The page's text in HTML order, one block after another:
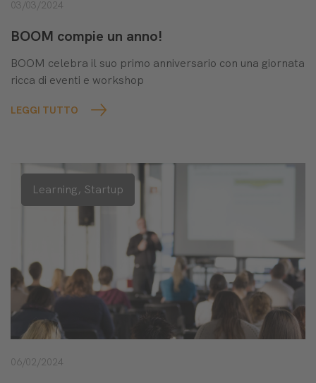
03/03/2024
BOOM compie un anno!
BOOM celebra il suo primo anniversario con una giornata
ricca di eventi e workshop
LEGGI TUTTO
Learning, Startup
06/02/2024